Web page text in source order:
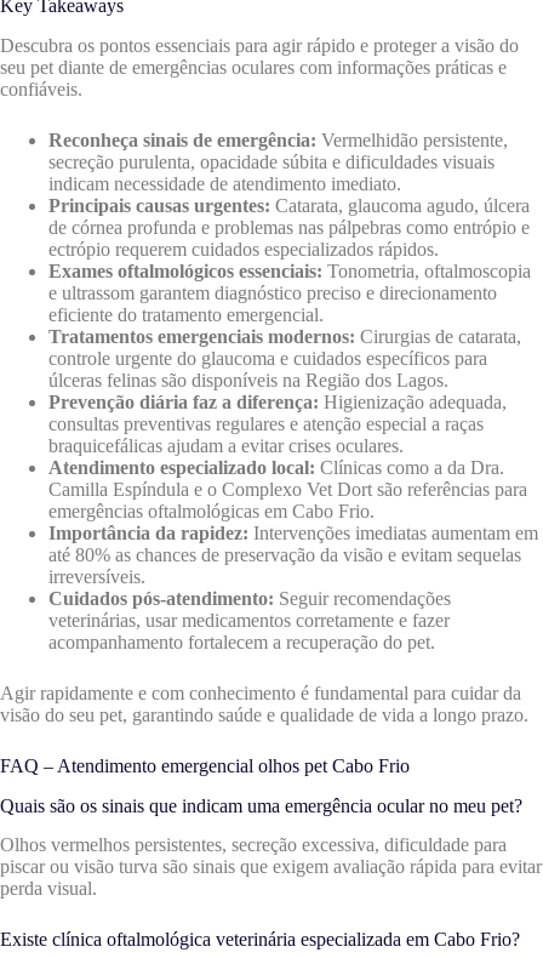
Key Takeaways
Descubra os pontos essenciais para agir rápido e proteger a visão do
seu pet diante de emergências oculares com informações práticas e
confiáveis.
Reconheça sinais de emergência: Vermelhidão persistente,
secreção purulenta, opacidade súbita e dificuldades visuais
indicam necessidade de atendimento imediato.
Principais causas urgentes: Catarata, glaucoma agudo, úlcera
de córnea profunda e problemas nas pálpebras como entrópio e
ectrópio requerem cuidados especializados rápidos.
Exames oftalmológicos essenciais: Tonometria, oftalmoscopia
e ultrassom garantem diagnóstico preciso e direcionamento
eficiente do tratamento emergencial.
Tratamentos emergenciais modernos: Cirurgias de catarata,
controle urgente do glaucoma e cuidados específicos para
úlceras felinas são disponíveis na Região dos Lagos.
Prevenção diária faz a diferença: Higienização adequada,
consultas preventivas regulares e atenção especial a raças
braquicefálicas ajudam a evitar crises oculares.
Atendimento especializado local: Clínicas como a da Dra.
Camilla Espíndula e o Complexo Vet Dort são referências para
emergências oftalmológicas em Cabo Frio.
Importância da rapidez: Intervenções imediatas aumentam em
até 80% as chances de preservação da visão e evitam sequelas
irreversíveis.
Cuidados pós-atendimento: Seguir recomendações
veterinárias, usar medicamentos corretamente e fazer
acompanhamento fortalecem a recuperação do pet.
Agir rapidamente e com conhecimento é fundamental para cuidar da
visão do seu pet, garantindo saúde e qualidade de vida a longo prazo.
FAQ – Atendimento emergencial olhos pet Cabo Frio
Quais são os sinais que indicam uma emergência ocular no meu pet?
Olhos vermelhos persistentes, secreção excessiva, dificuldade para
piscar ou visão turva são sinais que exigem avaliação rápida para evitar
perda visual.
Existe clínica oftalmológica veterinária especializada em Cabo Frio?